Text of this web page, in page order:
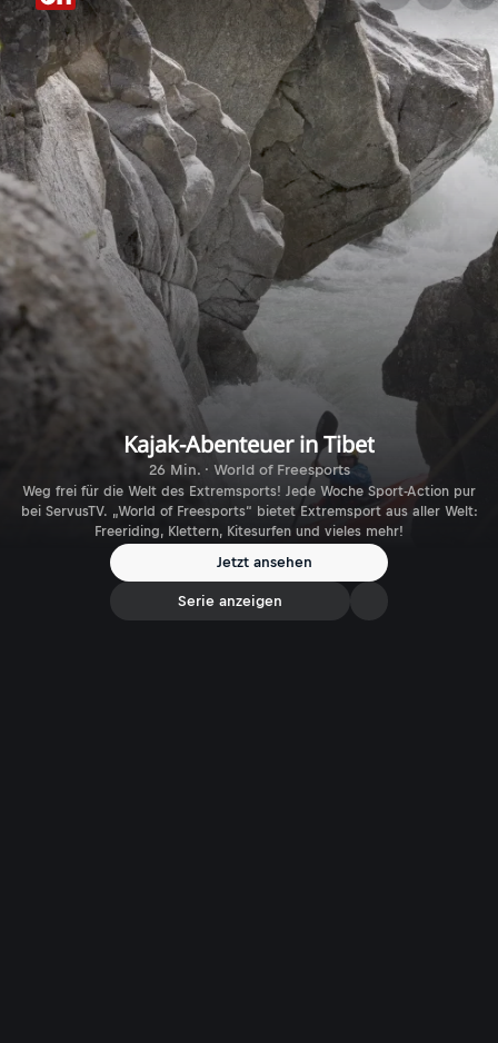
Kajak-Abenteuer in Tibet
26 Min. · World of Freesports
Weg frei für die Welt des Extremsports! Jede Woche Sport-Action pur
bei ServusTV. „World of Freesports“ bietet Extremsport aus aller Welt:
Freeriding, Klettern, Kitesurfen und vieles mehr!
Jetzt ansehen
Serie anzeigen